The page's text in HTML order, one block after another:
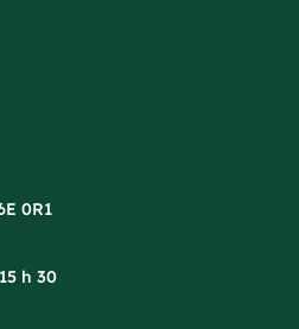
0R1
h 30